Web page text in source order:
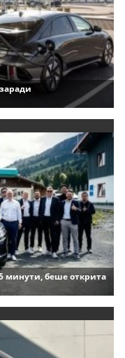
минути, беше открита